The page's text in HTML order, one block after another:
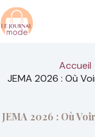
Passer
au
contenu
Accueil
JEMA 2026 : Où
JEMA 2026 : Où